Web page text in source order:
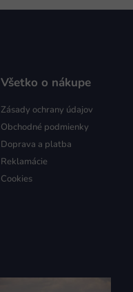
Všetko o nákupe
Zásady ochrany údajov
Obchodné podmienky
Doprava a platba
Reklamácie
Cookies